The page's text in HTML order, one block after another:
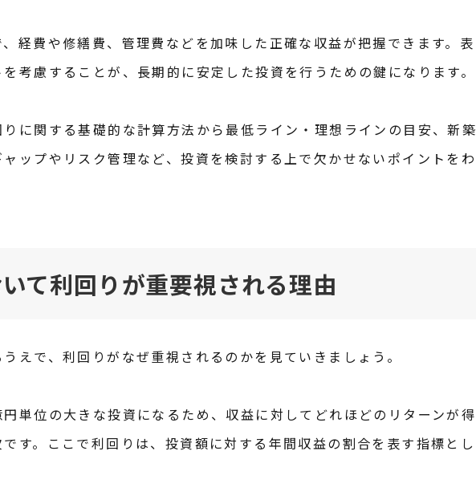
経費や修繕費、管理費などを加味した正確な収益が把握できます。表
考慮することが、長期的に安定した投資を行うための鍵になります。
に関する基礎的な計算方法から最低ライン・理想ラインの目安、新築
ップやリスク管理など、投資を検討する上で欠かせないポイントをわ
て利回りが重要視される理由
えで、利回りがなぜ重視されるのかを見ていきましょう。
単位の大きな投資になるため、収益に対してどれほどのリターンが得
す。ここで利回りは、投資額に対する年間収益の割合を表す指標とし